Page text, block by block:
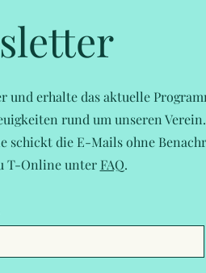
und erhalte das aktuelle
rund um unseren Verein.
schickt die E-Mails ohne
T-Online unter FAQ.